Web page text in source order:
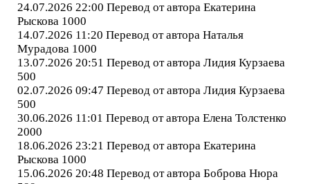
24.07.2026 22:00 Перевод от автора Екатерина
Рыскова 1000
14.07.2026 11:20 Перевод от автора Наталья
Мурадова 1000
13.07.2026 20:51 Перевод от автора Лидия Курзаева
500
02.07.2026 09:47 Перевод от автора Лидия Курзаева
500
30.06.2026 11:01 Перевод от автора Елена Толстенко
2000
18.06.2026 23:21 Перевод от автора Екатерина
Рыскова 1000
15.06.2026 20:48 Перевод от автора Боброва Нюра